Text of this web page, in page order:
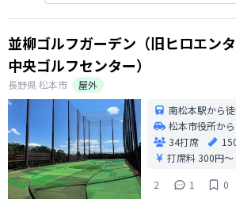
並柳ゴルフガーデン（旧ヒロエン
中央ゴルフセンター）
長野県松本市
屋外
南松本駅から
松本市役所か
34打席
打席料300円〜
2
1 0